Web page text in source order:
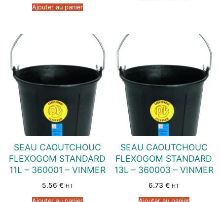
Ajouter au panier
SEAU CAOUTCHOUC
FLEXOGOM STANDARD
11L – 360001 – VINMER
5.56 € HT
SEAU CAOUTCHOUC
FLEXOGOM STANDARD
13L – 360003 – VINMER
6.73 € HT